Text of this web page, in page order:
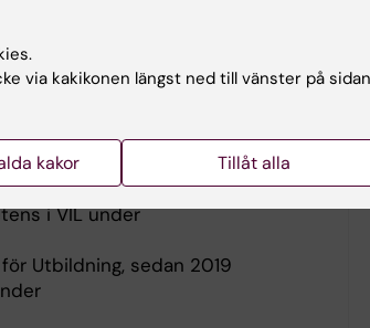
tex
utbildning (läkar-
– 2016
biomedicinska
pedagogiska profil, 2009
i VIL under
Utbildning, sedan 2019
via kakikonen längst ned till vänster på
kakor Tillåt alla